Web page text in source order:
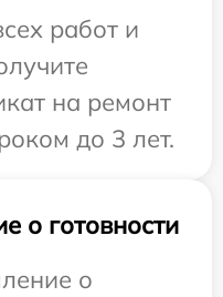
работ и
на ремонт
до 3 лет.
о готовности
о